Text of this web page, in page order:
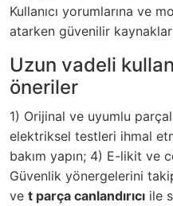
Kullanıcı yorumlarına ve
atarken güvenilir
Uzun vadeli
öneriler
1) Orijinal ve uyumlu
elektriksel testleri ihmal
bakım yapın; 4) E-likit ve
Güvenlik yönergelerini
ve t parça canlandırıcı ile